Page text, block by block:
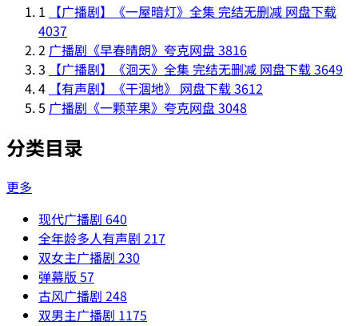
1
【广播剧】《一屋暗灯》全集 完结无删减 网盘下载
4037
2 广播剧《早春晴朗》夸克网盘3816
3
【广播剧】《洄天》全集 完结无删减 网盘下载3649
4 【有声剧】《干涸地》 网盘下载3612
5 广播剧《一颗苹果》夸克网盘3048
分类目录
更多
现代广播剧 640
全年龄多人有声剧 217
双女主广播剧 230
弹幕版 57
古风广播剧 248
双男主广播剧 1175